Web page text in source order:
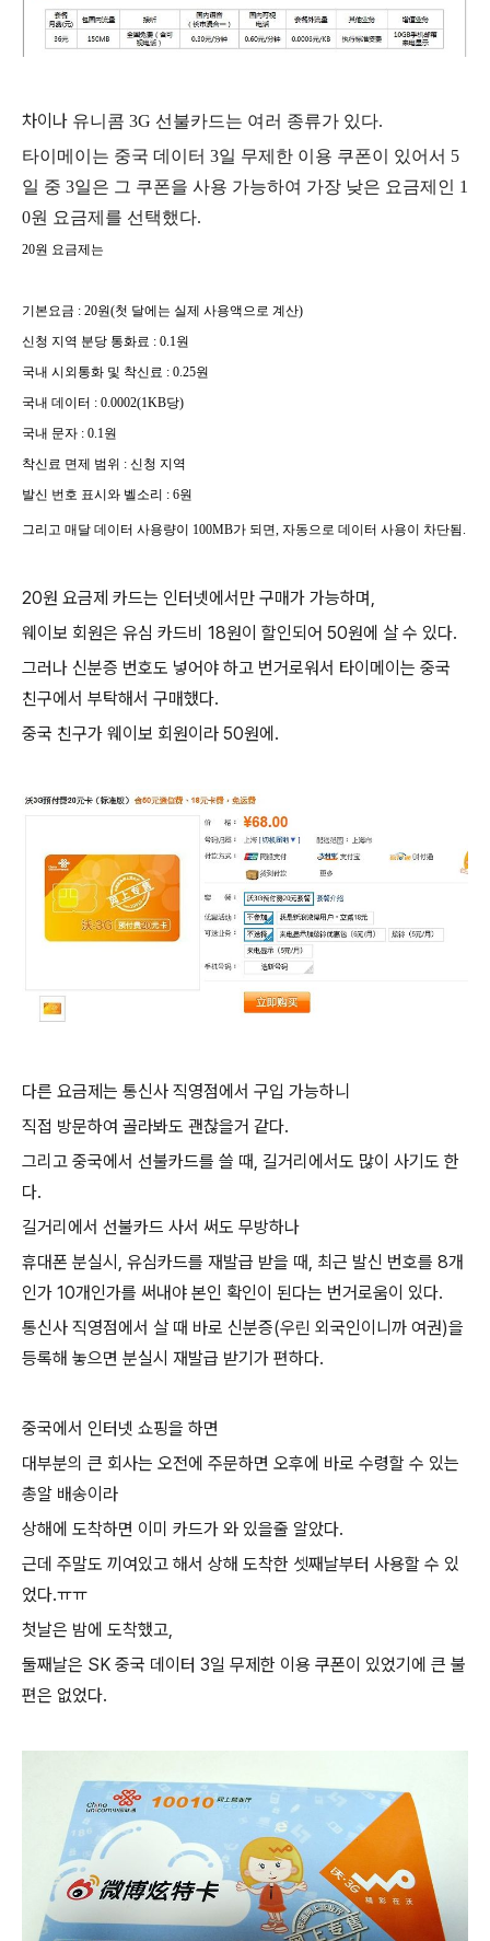
차이나 유니콤 3G 선불카드는 여러 종류가 있다.
타이메이는 중국 데이터 3일 무제한 이용 쿠폰이 있어서 5
일 중 3일은 그 쿠폰을 사용 가능하여 가장 낮은 요금제인 1
0원 요금제를 선택했다.
20원 요금제는
기본요금 : 20원(첫 달에는 실제 사용액으로 계산)
신청 지역 분당 통화료 : 0.1원
국내 시외통화 및 착신료 : 0.25원
국내 데이터 : 0.0002(1KB당)
국내 문자 : 0.1원
착신료 면제 범위 : 신청 지역
발신 번호 표시와 벨소리 : 6원
그리고 매달 데이터 사용량이 100MB가 되면, 자동으로 데이터 사용이 차단됨 .
20원 요금제 카드는 인터넷에서만 구매가 가능하며,
웨이보 회원은 유심 카드비 18원이 할인되어 50원에 살 수 있다.
그러나 신분증 번호도 넣어야 하고 번거로워서 타이메이는 중국
친구에서 부탁해서 구매했다.
중국 친구가 웨이보 회원이라 50원에.
다른 요금제는 통신사 직영점에서 구입 가능하니
직접 방문하여 골라봐도 괜찮을거 같다.
그리고 중국에서 선불카드를 쓸 때, 길거리에서도 많이 사기도 한
다.
길거리에서 선불카드 사서 써도 무방하나
휴대폰 분실시, 유심카드를 재발급 받을 때, 최근 발신 번호를 8개
인가 10개인가를 써내야 본인 확인이 된다는 번거로움이 있다.
통신사 직영점에서 살 때 바로 신분증(우린 외국인이니까 여권)을
등록해 놓으면 분실시 재발급 받기가 편하다.
중국에서 인터넷 쇼핑을 하면
대부분의 큰 회사는 오전에 주문하면 오후에 바로 수령할 수 있는
총알 배송이라
상해에 도착하면 이미 카드가 와 있을줄 알았다.
근데 주말도 끼여있고 해서 상해 도착한 셋째날부터 사용할 수 있
었다.ㅠㅠ
첫날은 밤에 도착했고,
둘째날은 SK 중국 데이터 3일 무제한 이용 쿠폰이 있었기에 큰 불
편은 없었다.